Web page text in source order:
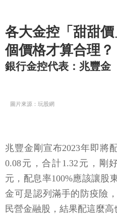
各大金控「甜甜
個價格才算合理？
銀行金控代表：兆豐金
圖片來源：玩股網
兆豐金剛宣布2023年即將
0.08元，合計1.32元，剛
元，配息率100%應該讓股
金可是認列滿手的防疫險
民營金融股，結果配這麼高